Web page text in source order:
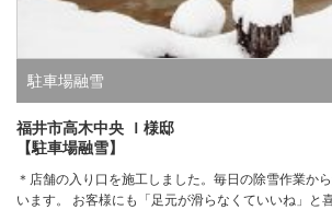
駐車場融雪
福井市高木中央 Ｉ様邸
【駐車場融雪】
＊店舗の入り口を施工しました。毎日の除雪作業か
います。 お客様にも「足元が滑らなくていいね」と